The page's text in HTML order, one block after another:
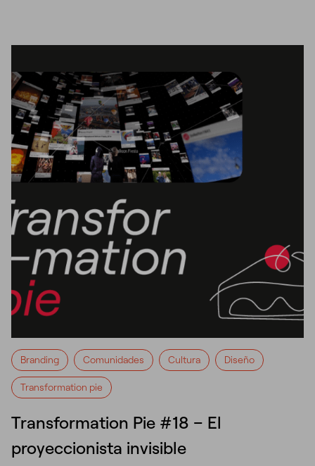
Branding Comunidades Cultura Diseño
Transformation pie
Transformation Pie #18 – El
proyeccionista invisible